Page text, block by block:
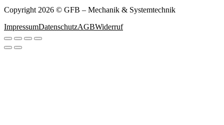
Copyright 2026 © GFB – Mechanik & Systemtechnik
ImpressumDatenschutzAGBWiderruf